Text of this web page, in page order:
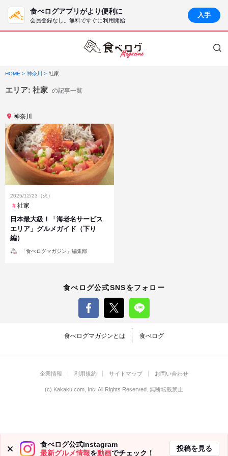
食べログアプリがより便利に
会員登録なし。無料ですぐに利用開始
入手
HOME 神奈川 社家
エリア: 社家 の記事一覧
神奈川
2025/12/23（火）
社家
日本最大級！「海老名サービス
エリア」グルメガイド（下り
編）
「食べログマガジン」編集部
食べログ公式SNSをフォロー
食べログマガジンとは 食べログ
食べログ公式Instagram
最新グルメ情報を動画でチェック！
投稿を見る
企業情報 利用規約 サイトマップ お問い合わせ
(c) Kakaku.com, Inc. All Rights Reserved. 無断転載禁止